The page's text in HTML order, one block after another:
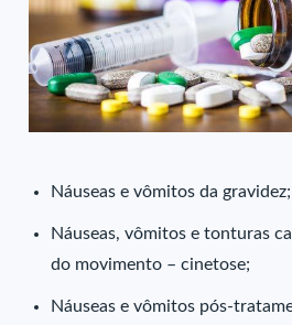
Náuseas e vômitos da gravidez;
Náuseas, vômitos e tonturas
do movimento – cinetose;
Náuseas e vômitos pós-